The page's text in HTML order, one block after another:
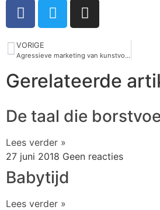
VORIGE
Agressieve marketing van kunstvoedingsindustrie gaat maar door
Gerelateerde
De taal die
Lees verder »
27 juni 2018 Geen reacties
Babytijd
Lees verder »